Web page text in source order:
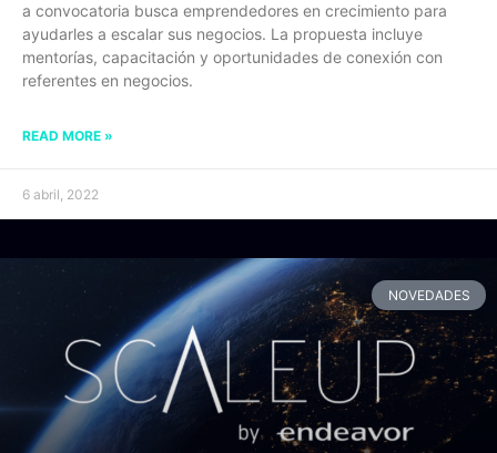
a convocatoria busca emprendedores en crecimiento para
ayudarles a escalar sus negocios. La propuesta incluye
mentorías, capacitación y oportunidades de conexión con
referentes en negocios.
READ MORE »
6 abril, 2022
NOVEDADES